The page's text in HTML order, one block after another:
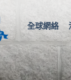
全球網絡